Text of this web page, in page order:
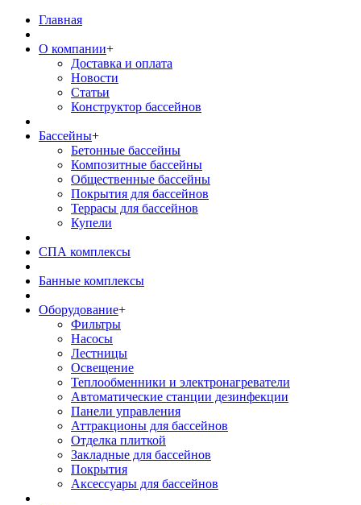
Главная
О компании+
Доставка и оплата
Новости
Статьи
Конструктор бассейнов
Бассейны+
Бетонные бассейны
Композитные бассейны
Общественные бассейны
Покрытия для бассейнов
Террасы для бассейнов
Купели
СПА комплексы
Банные комплексы
Оборудование+
Фильтры
Насосы
Лестницы
Освещение
Теплообменники и электронагреватели
Автоматические станции дезинфекции
Панели управления
Аттракционы для бассейнов
Отделка плиткой
Закладные для бассейнов
Покрытия
Аксессуары для бассейнов